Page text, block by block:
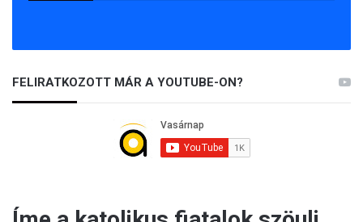
FELIRATKOZOTT MÁR A YOUTUBE-ON?